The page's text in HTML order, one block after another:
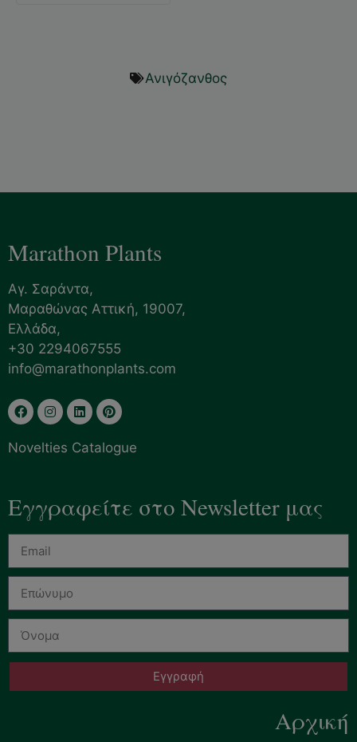
Ανιγόζανθος
Marathon Plants
Αγ. Σαράντα,
Μαραθώνας Αττική, 19007,
Ελλάδα,
+30 2294067555
info@marathonplants.com
Novelties Catalogue
Εγγραφείτε στο Newsletter μας
Εγγραφή
Αρχική